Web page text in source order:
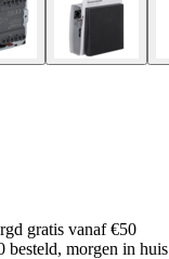
gratis vanaf €50
besteld, morgen in huis